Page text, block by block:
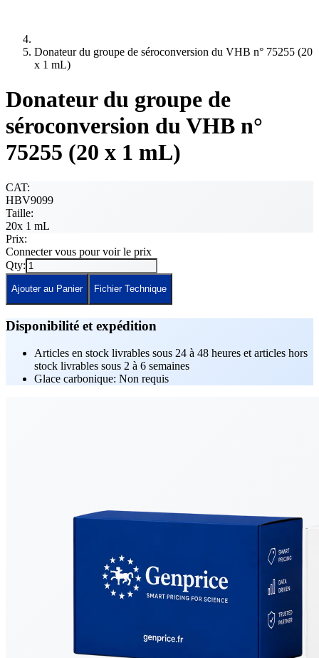
Donateur du groupe de séroconversion du VHB n° 75255 (20
x 1 mL)
Donateur du groupe de
séroconversion du VHB n°
75255 (20 x 1 mL)
CAT:
HBV9099
Taille:
20x 1 mL
Prix:
Connecter vous pour voir le prix
Qty:
Ajouter au Panier Fichier Technique
Disponibilité et expédition
Articles en stock livrables sous 24 à 48 heures et articles hors
stock livrables sous 2 à 6 semaines
Glace carbonique: Non requis